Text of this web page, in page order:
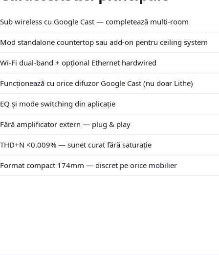
Sub wireless cu Google Cast — completează multi-room
Mod standalone countertop sau add-on pentru ceiling system
Wi-Fi dual-band + opțional Ethernet hardwired
Funcționează cu orice difuzor Google Cast (nu doar Lithe)
EQ și mode switching din aplicație
Fără amplificator extern — plug & play
THD+N <0.009% — sunet curat fără saturație
Format compact 174mm — discret pe orice mobilier